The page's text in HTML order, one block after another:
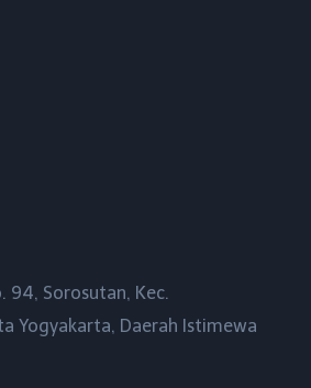
94, Sorosutan, Kec.
Yogyakarta, Daerah Istimewa